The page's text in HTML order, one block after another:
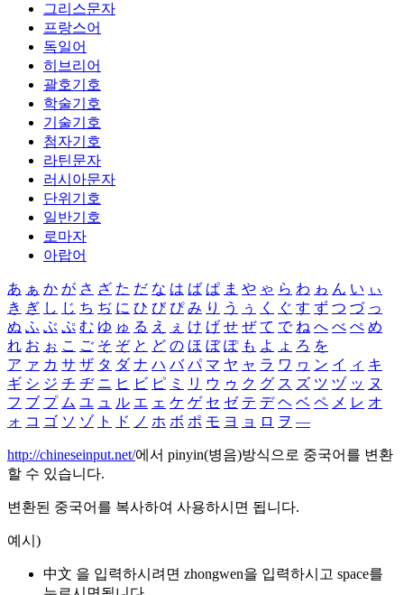
그리스문자
프랑스어
독일어
히브리어
괄호기호
학술기호
기술기호
첨자기호
라틴문자
러시아문자
단위기호
일반기호
로마자
아랍어
あ ぁ か が さ ざ た だ な は ば ぱ ま や ゃ ら わ ゎ ん い ぃ
き ぎ し じ ち ぢ に ひ び ぴ み り う ぅ く ぐ す ず つ づ っ
ぬ ふ ぶ ぷ む ゆ ゅ る え ぇ け げ せ ぜ て で ね へ べ ぺ め
れ お ぉ こ ご そ ぞ と ど の ほ ぼ ぽ も よ ょ ろ を
ア ァ カ サ ザ タ ダ ナ ハ バ パ マ ヤ ャ ラ ワ ヮ ン イ ィ キ
ギ シ ジ チ ヂ ニ ヒ ビ ピ ミ リ ウ ゥ ク グ ス ズ ツ ヅ ッ ヌ
フ ブ プ ム ユ ュ ル エ ェ ケ ゲ セ ゼ テ デ ヘ ベ ペ メ レ オ
ォ コ ゴ ソ ゾ ト ド ノ ホ ボ ポ モ ヨ ョ ロ ヲ ―
http://chineseinput.net/에서 pinyin(병음)방식으로 중국어를 변환
할 수 있습니다.
변환된 중국어를 복사하여 사용하시면 됩니다.
예시)
中文 을 입력하시려면 zhongwen을 입력하시고 space를